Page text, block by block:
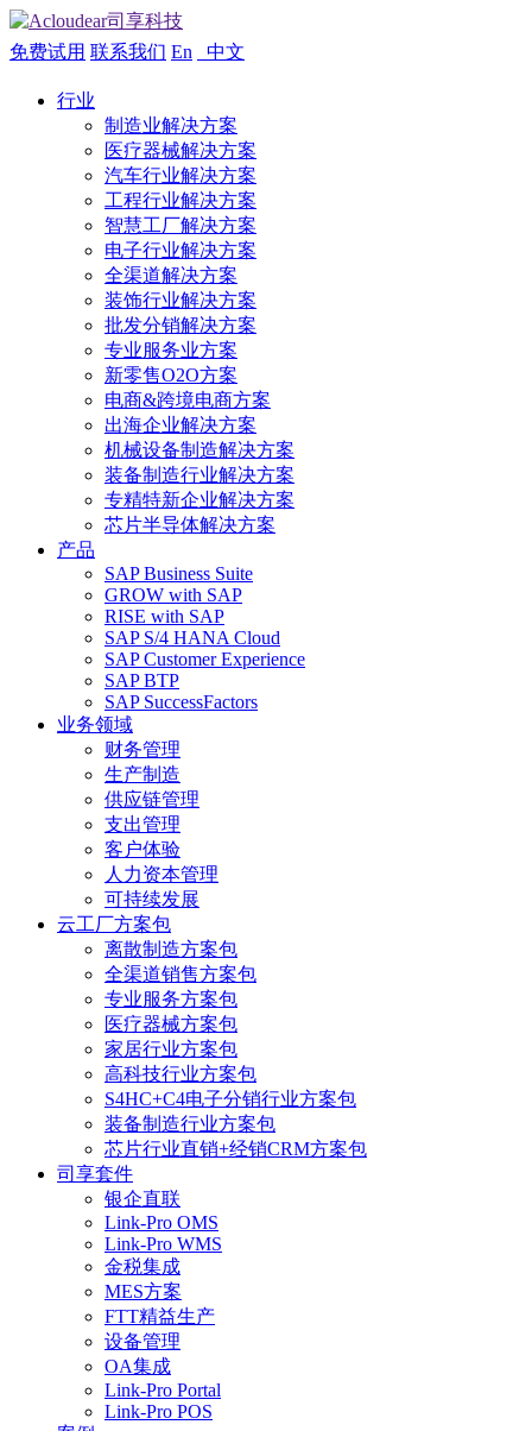
免费试用 联系我们 En 中文
行业
制造业解决方案
医疗器械解决方案
汽车行业解决方案
工程行业解决方案
智慧工厂解决方案
电子行业解决方案
全渠道解决方案
装饰行业解决方案
批发分销解决方案
专业服务业方案
新零售O2O方案
电商&跨境电商方案
出海企业解决方案
机械设备制造解决方案
装备制造行业解决方案
专精特新企业解决方案
芯片半导体解决方案
产品
SAP Business Suite
GROW with SAP
RISE with SAP
SAP S/4 HANA Cloud
SAP Customer Experience
SAP BTP
SAP SuccessFactors
业务领域
财务管理
生产制造
供应链管理
支出管理
客户体验
人力资本管理
可持续发展
云工厂方案包
离散制造方案包
全渠道销售方案包
专业服务方案包
医疗器械方案包
家居行业方案包
高科技行业方案包
S4HC+C4电子分销行业方案包
装备制造行业方案包
芯片行业直销+经销CRM方案包
司享套件
银企直联
Link-Pro OMS
Link-Pro WMS
金税集成
MES方案
FTT精益生产
设备管理
OA集成
Link-Pro Portal
Link-Pro POS